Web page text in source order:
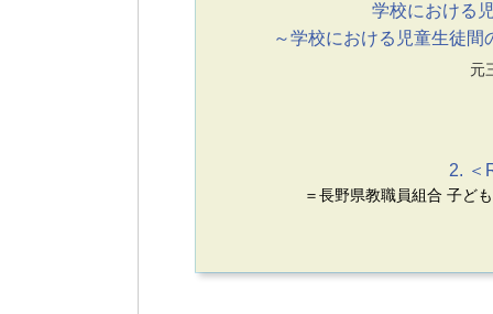
学校における
～学校における児童生徒
元
2. ＜
＝長野県教職員組合 子ど